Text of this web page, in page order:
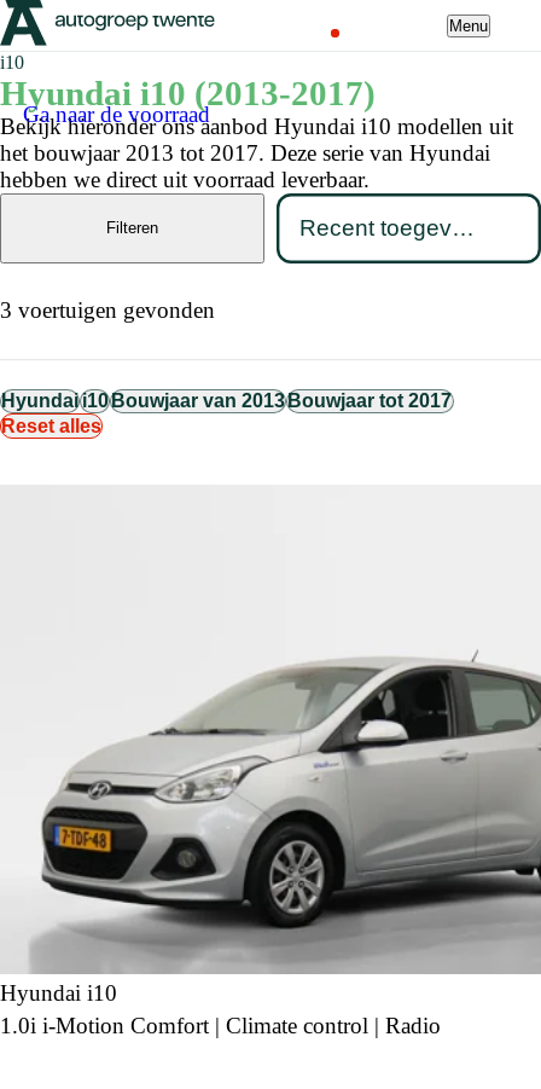
Menu
i10
Hyundai i10 (2013-2017)
Bekijk hieronder ons aanbod Hyundai i10 modellen uit
het bouwjaar 2013 tot 2017. Deze serie van Hyundai
hebben we direct uit voorraad leverbaar.
Ga naar de voorraad
3 voertuigen gevonden
Filteren
Hyundaii10Bouwjaar van 2013Bouwjaar tot 2017
Reset alles
Hyundai i10
1.0i i-Motion Comfort | Climate control | Radio